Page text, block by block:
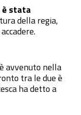
è stata
della regia,
avvenuto nella
tra le due è
ha detto a